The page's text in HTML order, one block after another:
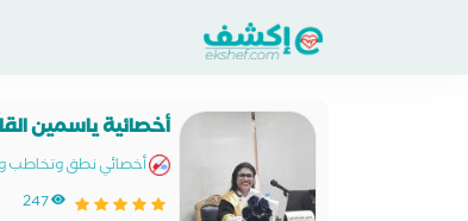
أخصائية ياسمين
أخصائي نطق وتخاطب
247